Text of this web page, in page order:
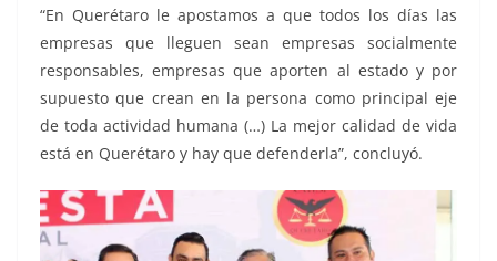
“En Querétaro le apostamos a que todos los días las
empresas que lleguen sean empresas socialmente
responsables, empresas que aporten al estado y por
supuesto que crean en la persona como principal eje
de toda actividad humana (…) La mejor calidad de vida
está en Querétaro y hay que defenderla”, concluyó.